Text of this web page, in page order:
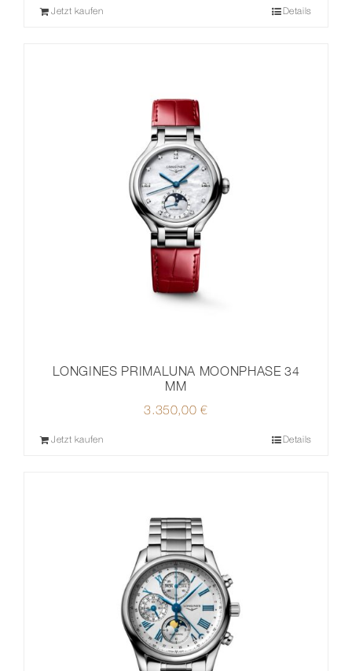
Jetzt kaufen Details
LONGINES PRIMALUNA MOONPHASE 34
MM
3.350,00€
Jetzt kaufen Details